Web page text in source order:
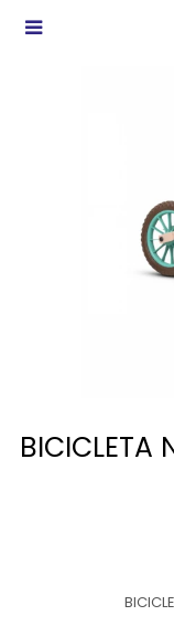

BICICLETA